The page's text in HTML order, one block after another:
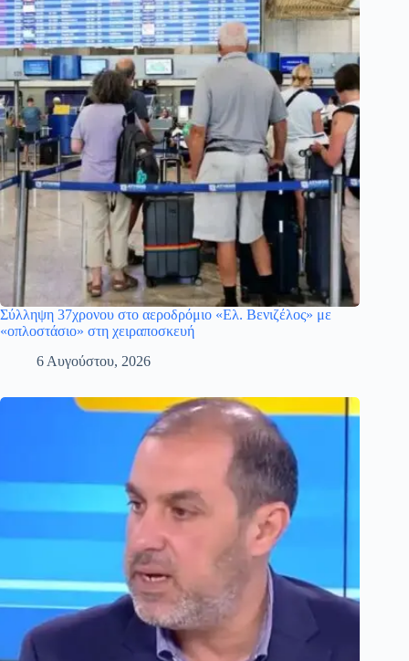
Σύλληψη 37χρονου στο αεροδρόμιο «Ελ. Βενιζέλος» με
«οπλοστάσιο» στη χειραποσκευή
6 Αυγούστου, 2026